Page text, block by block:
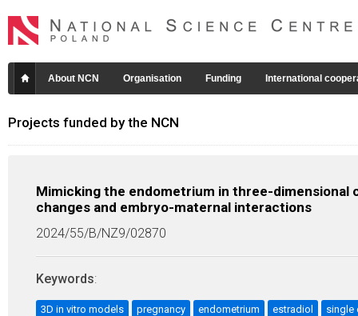
About NCN Organisation Funding International
Projects funded by the NCN
Mimicking the endometrium in three-
changes and embryo-maternal interactions
2024/55/B/NZ9/02870
Keywords:
3D in vitro models pregnancy endometrium estradiol single